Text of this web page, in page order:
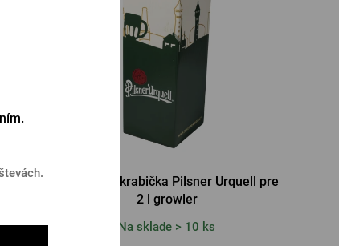
pre
Darčeková krabička Pilsner Urquell pre
2 l growler
Na sklade > 10 ks